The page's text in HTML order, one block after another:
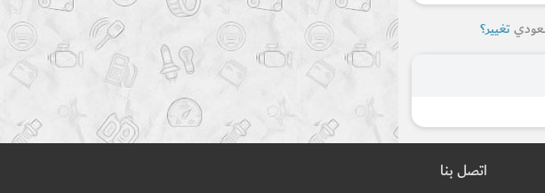
تغيير؟
اتصل بنا